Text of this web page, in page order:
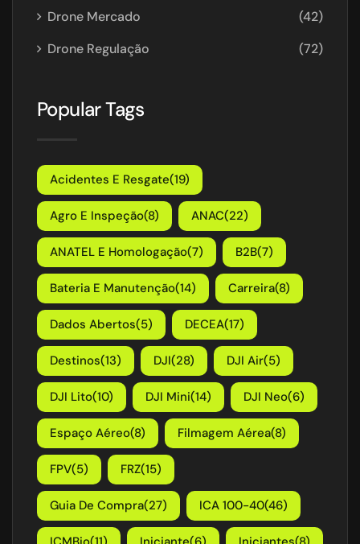
Drone Mercado
(42)
Drone Regulação
(72)
Popular Tags
Acidentes E Resgate(19)
Agro E Inspeção(8) ANAC(22)
ANATEL E Homologação(7) B2B(7)
Bateria E Manutenção(14) Carreira(8)
Dados Abertos(5) DECEA(17)
Destinos(13) DJI(28) DJI Air(5)
DJI Lito(10) DJI Mini(14) DJI Neo(6)
Espaço Aéreo(8) Filmagem Aérea(8)
FPV(5) FRZ(15)
Guia De Compra(27) ICA 100-40(46)